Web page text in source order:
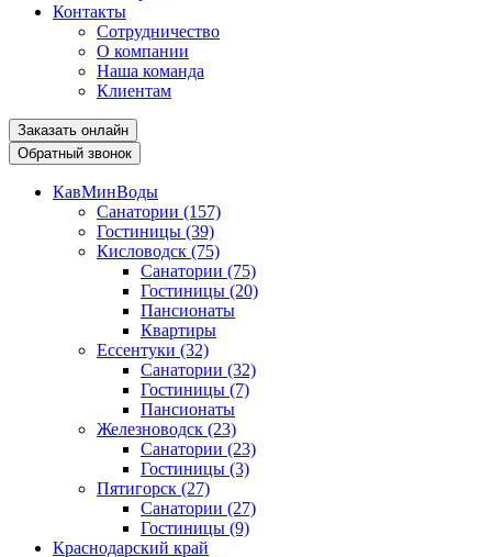
Контакты
Сотрудничество
О компании
Наша команда
Клиентам
Заказать онлайн
Обратный звонок
КавМинВоды
Санатории (157)
Гостиницы (39)
Кисловодск (75)
Санатории (75)
Гостиницы (20)
Пансионаты
Квартиры
Ессентуки (32)
Санатории (32)
Гостиницы (7)
Пансионаты
Железноводск (23)
Санатории (23)
Гостиницы (3)
Пятигорск (27)
Санатории (27)
Гостиницы (9)
Краснодарский край